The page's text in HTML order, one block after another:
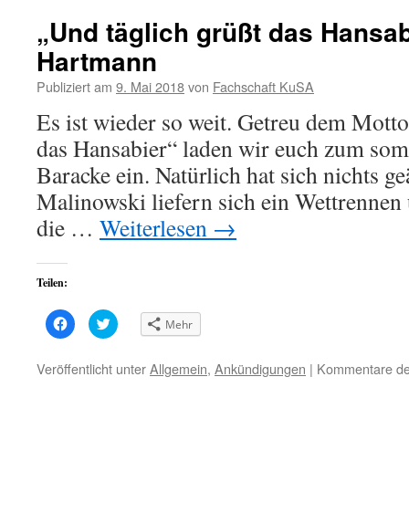
„Und täglich grüßt das
Hartmann
Publiziert am 9. Mai 2018von Fachschaft KuSA
Es ist wieder so weit. Getreu dem
das Hansabier“ laden wir euch zum
Baracke ein. Natürlich hat sich nichts
Malinowski liefern sich ein Wettrennen
die … Weiterlesen →
Teilen:
Klick,
um
zu
teilen
Klick,
um
zu
teilen
Mehr
Veröffentlicht unterAllgemein, Ankündigungen | Kommentare